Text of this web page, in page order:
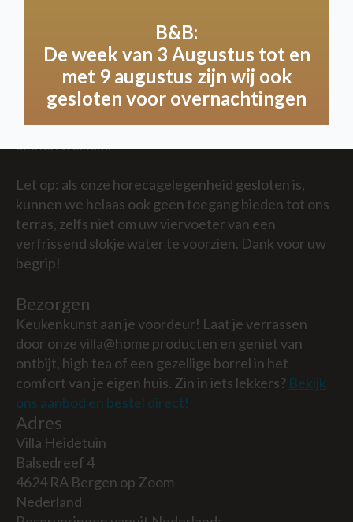
welkom zijn! Binnen verwelkomen we u graag met
uw hond tot 11:30 en na 15:00 uur. We vragen
vriendelijk dat uw hond netjes aangelijnd onder de
tafel blijft liggen, zodat iedereen van een
ontspannen omgeving kan blijven genieten.
Uiteraard zijn hulphonden de gehele dag ook
binnen welkom.
Let op: als onze horecagelegenheid gesloten is,
kunnen we helaas ook geen toegang bieden tot ons
terras, zelfs niet om uw viervoeter van een
verfrissend slokje water te voorzien. Dank voor uw
begrip!
Bezorgen
Keukenkunst aan je voordeur! Laat je verrassen
door onze villa@home producten en geniet van
ontbijt, high tea of een gezellige borrel in het
comfort van je eigen huis. Zin in iets lekkers? Bekijk
ons aanbod en bestel direct!
Adres
Villa Heidetuin
Balsedreef 4
4624 RA Bergen op Zoom
Nederland
B&B:
De week van 3 Augustus tot en
met 9 augustus zijn wij ook
gesloten voor overnachtingen